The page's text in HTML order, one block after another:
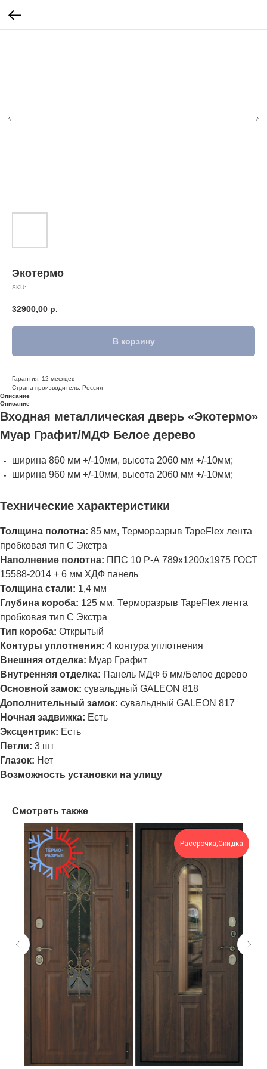
Экотермо
SKU:
32900,00 р.
В корзину
Гарантия: 12 месяцев
Страна производитель: Россия
Описание
Описание
Входная металлическая дверь «Экотермо»
Муар Графит/МДФ Белое дерево
ширина 860 мм +/-10мм, высота 2060 мм +/-10мм;
ширина 960 мм +/-10мм, высота 2060 мм +/-10мм;
Технические характеристики
Толщина полотна: 85 мм, Терморазрыв TapeFlex лента
пробковая тип С Экстра
Наполнение полотна: ППС 10 Р-А 789х1200х1975 ГОСТ
15588-2014 + 6 мм ХДФ панель
Толщина стали: 1,4 мм
Глубина короба: 125 мм, Терморазрыв TapeFlex лента
пробковая тип С Экстра
Тип короба: Открытый
Контуры уплотнения: 4 контура уплотнения
Внешняя отделка: Муар Графит
Внутренняя отделка: Панель МДФ 6 мм/Белое дерево
Основной замок: сувальдный GALEON 818
Дополнительный замок: сувальдный GALEON 817
Ночная задвижка: Есть
Эксцентрик: Есть
Петли: 3 шт
Глазок: Нет
Возможность установки на улицу
Смотреть также
Рассрочка,Скидка